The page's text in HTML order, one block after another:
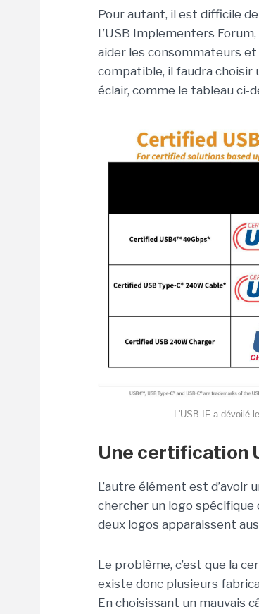
Pour autant, il est difficile
L’USB Implementers
aider les consommateurs
compatible, il faudra choisir
éclair, comme le tableau ci-
L'USB-IF a dévoilé
Une certification
L’autre élément est
chercher un logo
deux logos apparaissent
Le problème, c’est que la
existe donc plusieurs
En choisissant un mauvais